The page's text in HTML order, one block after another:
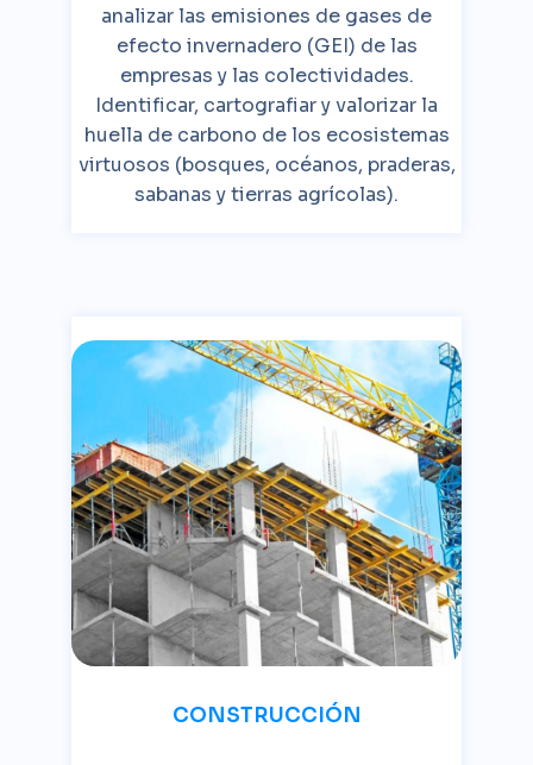
analizar las emisiones de gases de
efecto invernadero (GEI) de las
empresas y las colectividades.
Identificar, cartografiar y valorizar la
huella de carbono de los ecosistemas
virtuosos (bosques, océanos, praderas,
sabanas y tierras agrícolas).
CONSTRUCCIÓN